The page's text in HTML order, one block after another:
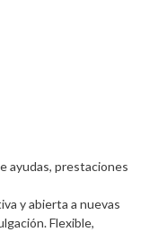
ayudas, prestaciones
y abierta a nuevas
Flexible,